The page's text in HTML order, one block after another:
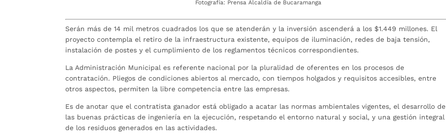
Fotografía: Prensa Alcaldía de Bucaramanga
Serán más de 14 mil metros cuadrados los que se atenderán y la inversión ascenderá a los $1.449 millones. El
proyecto contempla el retiro de la infraestructura existente, equipos de iluminación, redes de baja tensión,
instalación de postes y el cumplimiento de los reglamentos técnicos correspondientes.
La Administración Municipal es referente nacional por la pluralidad de oferentes en los procesos de
contratación. Pliegos de condiciones abiertos al mercado, con tiempos holgados y requisitos accesibles, entre
otros aspectos, permiten la libre competencia entre las empresas.
Es de anotar que el contratista ganador está obligado a acatar las normas ambientales vigentes, el desarrollo de
las buenas prácticas de ingeniería en la ejecución, respetando el entorno natural y social, y una gestión integral
de los residuos generados en las actividades.